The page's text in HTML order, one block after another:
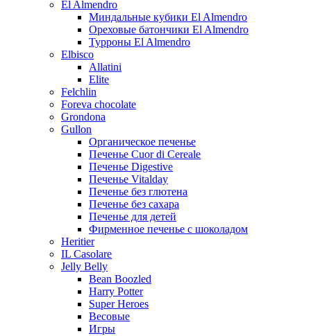
El Almendro
Миндальные кубики El Almendro
Ореховые батончики El Almendro
Турроны El Almendro
Elbisco
Allatini
Elite
Felchlin
Foreva chocolate
Grondona
Gullon
Органическое печенье
Печенье Cuor di Cereale
Печенье Digestive
Печенье Vitalday
Печенье без глютена
Печенье без сахара
Печенье для детей
Фирменное печенье с шоколадом
Heritier
IL Casolare
Jelly Belly
Bean Boozled
Harry Potter
Super Heroes
Весовые
Игры